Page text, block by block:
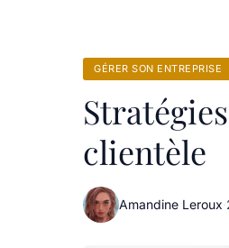
GÉRER SON ENTREPRISE
clientèle
Amandine Leroux·